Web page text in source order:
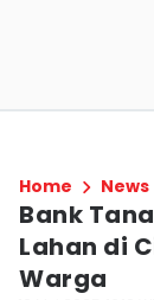
Home News
Bank
Lahan di
Warga